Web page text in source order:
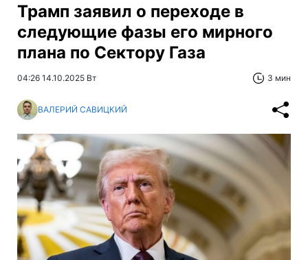
Трамп заявил о переходе в
следующие фазы его мирного
плана по Сектору Газа
04:26 14.10.2025 Вт 3 мин
ВАЛЕРИЙ САВИЦКИЙ